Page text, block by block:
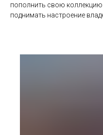
пополнить свою коллекцию
поднимать настроение